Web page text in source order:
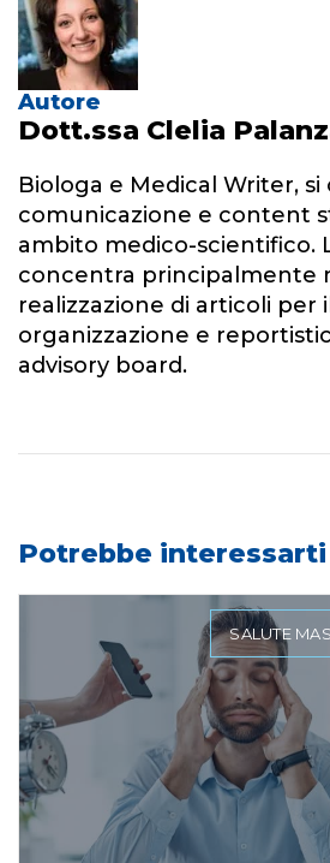
Autore
Dott.ssa Clelia
Biologa e Medical Writer, si
comunicazione e content
ambito medico-scientifico.
concentra principalmente
realizzazione di articoli per
organizzazione e
advisory board.
Potrebbe interessarti
SALUTE